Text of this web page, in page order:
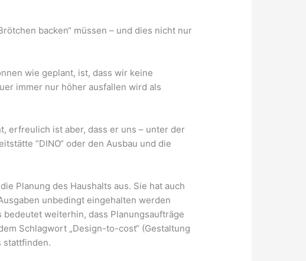
backen“ müssen – und dies nicht nur
wie geplant, ist, dass wir keine
immer nur höher ausfallen wird als
erfreulich ist aber, dass er uns – unter der
“DINO“ oder den Ausbau und die
Planung des Haushalts aus. Sie hat auch
unbedingt eingehalten werden
weiterhin, dass Planungsaufträge
Schlagwort „Design-to-cost“ (Gestaltung
stattfinden.